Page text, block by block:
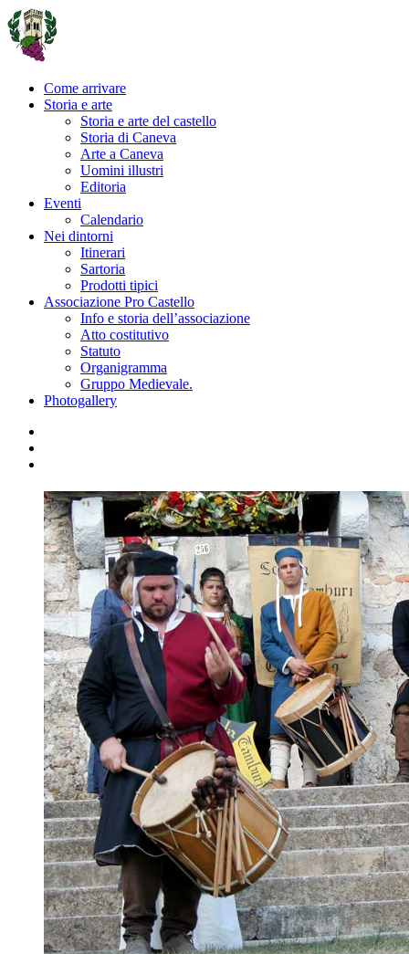
Come arrivare
Storia e arte
Storia e arte del castello
Storia di Caneva
Arte a Caneva
Uomini illustri
Editoria
Eventi
Calendario
Nei dintorni
Itinerari
Sartoria
Prodotti tipici
Associazione Pro Castello
Info e storia dell’associazione
Atto costitutivo
Statuto
Organigramma
Gruppo Medievale.
Photogallery